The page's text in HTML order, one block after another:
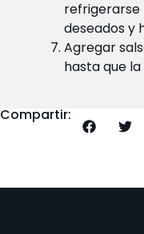
refrigerarse
deseados y
Agregar
hasta que
Compartir: